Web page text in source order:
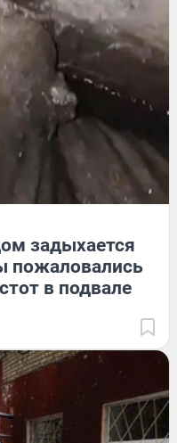
задыхается
пожаловались
в подвале